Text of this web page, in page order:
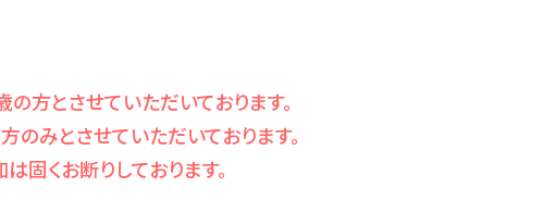
方とさせていただいております。
みとさせていただいております。
くお断りしております。